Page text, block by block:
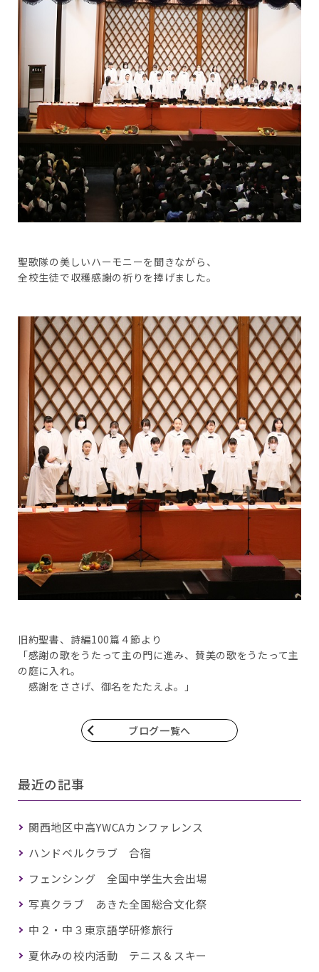
聖歌隊の美しいハーモニーを聞きながら、
全校生徒で収穫感謝の祈りを捧げました。
旧約聖書、詩編100篇４節より
「感謝の歌をうたって主の門に進み、賛美の歌をうたって主
の庭に入れ。
感謝をささげ、御名をたたえよ。」
ブログ一覧へ
最近の記事
関西地区中高YWCAカンファレンス
ハンドベルクラブ 合宿
フェンシング 全国中学生大会出場
写真クラブ あきた全国総合文化祭
中２・中３東京語学研修旅行
夏休みの校内活動 テニス＆スキー